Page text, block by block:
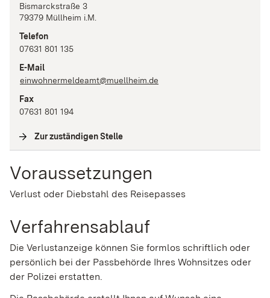
Bismarckstraße 3
79379 Müllheim i.M.
Telefon
07631 801 135
E-Mail
einwohnermeldeamt@muellheim.de
Fax
07631 801 194
Zur zuständigen Stelle
Voraussetzungen
Verlust oder Diebstahl des Reisepasses
Verfahrensablauf
Die Verlustanzeige können Sie formlos schriftlich oder
persönlich bei der Passbehörde Ihres Wohnsitzes oder
der Polizei erstatten.